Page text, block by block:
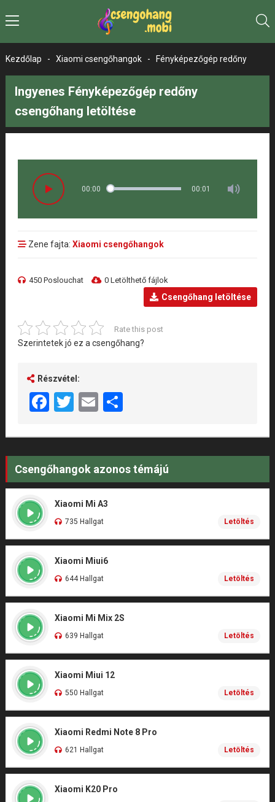
Kezdőlap - Xiaomi csengőhangok - Fényképezőgép redőny
Ingyenes Fényképezőgép redőny
csengőhang letöltése
00:00 00:01
Zene fajta: Xiaomi csengőhangok
450 Poslouchat 0 Letölthető fájlok
Csengőhang letöltése
Rate this post
Szerintetek jó ez a csengőhang?
Részvétel:
Facebook
Twitter
EmailShare
Csengőhangok azonos témájú
Xiaomi Mi A3
735 Hallgat Letöltés
Xiaomi Miui6
644 Hallgat Letöltés
Xiaomi Mi Mix 2S
639 Hallgat Letöltés
Xiaomi Miui 12
550 Hallgat Letöltés
Xiaomi Redmi Note 8 Pro
621 Hallgat Letöltés
Xiaomi K20 Pro